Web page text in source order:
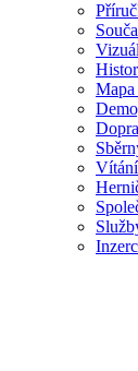
Mapa